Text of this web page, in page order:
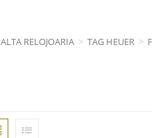
ALTA RELOJOARIA > TAG HEUER >